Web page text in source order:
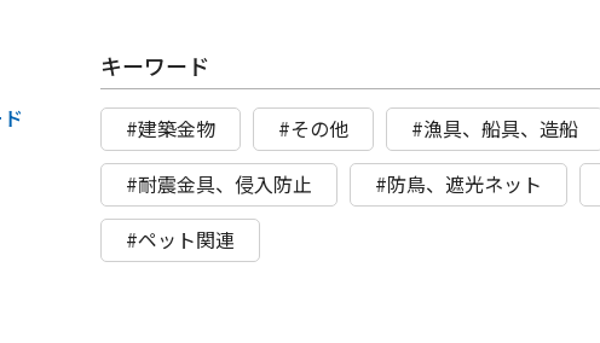
キーワード
#建築金物 #その他 #漁具、船具、造船
#耐震金具、侵入防止
#防鳥、遮光ネット
#ペット関連